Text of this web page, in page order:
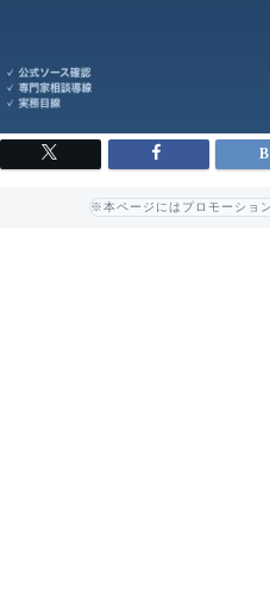
※本ページにはプロモーショ